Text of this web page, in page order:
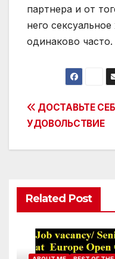
партнера и от
него
одинаково часто.
Post
navigation
ДОСТАВЬТЕ
УДОВОЛЬСТВИЕ
Related Post